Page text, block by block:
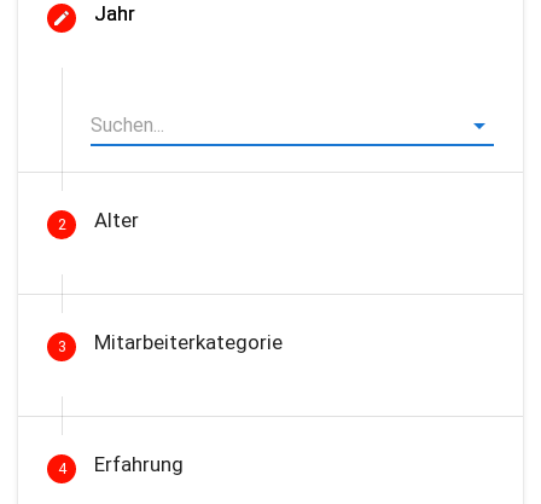
Jahr
2 Alter
3 Mitarbeiterkategorie
4 Erfahrung